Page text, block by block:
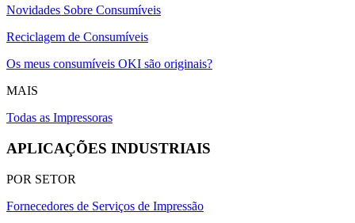
Novidades Sobre Consumíveis
Reciclagem de Consumíveis
Os meus consumíveis OKI são originais?
MAIS
Todas as Impressoras
APLICAÇÕES INDUSTRIAIS
POR SETOR
Fornecedores de Serviços de Impressão